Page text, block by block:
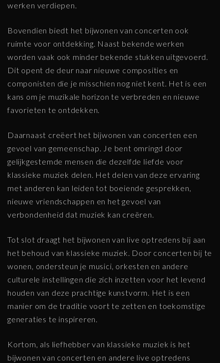
werken verdiepen.
Bovendien biedt het bijwonen van concerten ook
ruimte voor ontdekking. Naast bekende werken
worden vaak ook minder bekende stukken uitgevoerd.
Dit opent de deur naar nieuwe composities en
componisten die je misschien nog niet kent. Het is een
kans om je muzikale horizon te verbreden en nieuwe
favorieten te ontdekken.
Daarnaast creëert het bijwonen van concerten een
gevoel van gemeenschap. Je bent omringd door
gelijkgestemde mensen die dezelfde liefde voor
klassieke muziek delen. Het delen van deze ervaring
met anderen kan leiden tot boeiende gesprekken,
nieuwe vriendschappen en het gevoel van
verbondenheid dat muziek kan creëren.
Tot slot draagt het bijwonen van live optredens bij aan
het behoud van klassieke muziek. Door concerten bij te
wonen, ondersteun je musici, orkesten en andere
culturele instellingen die zich inzetten voor het levend
houden van deze prachtige kunstvorm. Het is een
manier om de traditie voort te zetten en toekomstige
generaties te inspireren.
Kortom, als liefhebber van klassieke muziek is het
bijwonen van concerten en andere live optredens